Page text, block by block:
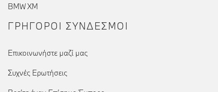
BMW XM
ΓΡΉΓΟΡΟΙ ΣΎΝΔΕΣΜΟΙ
Επικοινωνήστε μαζί μας
Συχνές Ερωτήσεις